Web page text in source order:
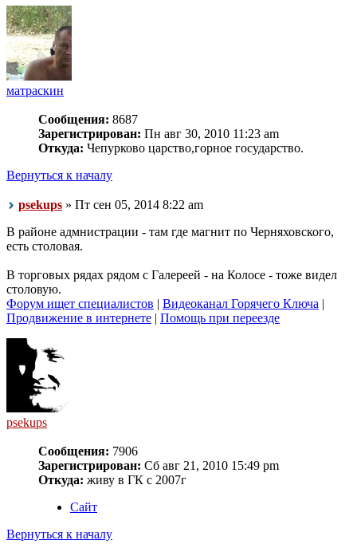
матраскин
Сообщения: 8687
Зарегистрирован: Пн авг 30, 2010 11:23 am
Откуда: Чепурково царство,горное государство.
Вернуться к началу
psekups » Пт сен 05, 2014 8:22 am
В районе адмнистрации - там где магнит по Черняховского,
есть столовая.
В торговых рядах рядом с Галереей - на Колосе - тоже видел
столовую.
Форум ищет специалистов | Видеоканал Горячего Ключа |
Продвижение в интернете | Помощь при переезде
psekups
Сообщения: 7906
Зарегистрирован: Сб авг 21, 2010 15:49 pm
Откуда: живу в ГК с 2007г
Сайт
Вернуться к началу